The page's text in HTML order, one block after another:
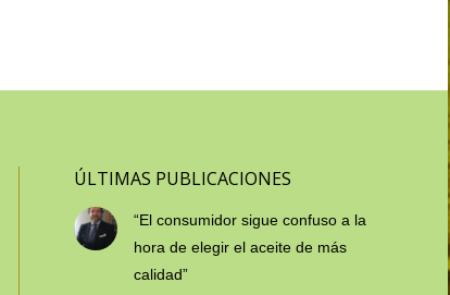
ÚLTIMAS PUBLICACIONES
“El consumidor sigue confuso a la
hora de elegir el aceite de más
calidad”